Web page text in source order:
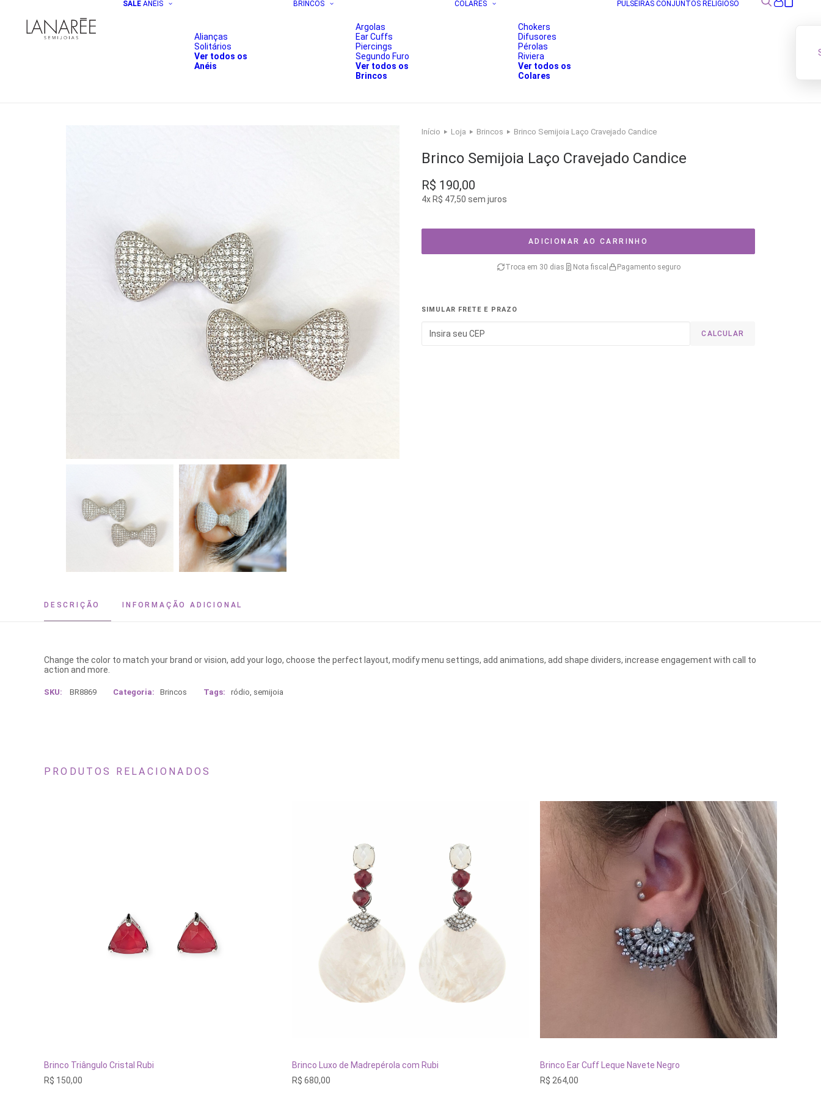
SALE ANÉIS
Alianças
Solitários
Ver todos os
Anéis
BRINCOS
Argolas
Ear Cuffs
Piercings
Segundo Furo
Ver todos os
Brincos
COLARES
Chokers
Difusores
Pérolas
Riviera
Ver todos os
Colares
PULSEIRAS CONJUNTOS RELIGIOSO
Início Loja Brincos Brinco Semijoia Laço Cravejado Candice
Brinco Semijoia Laço Cravejado Candice
R$ 190,00
4x R$ 47,50 sem juros
ADICIONAR AO CARRINHO
Troca em 30 dias Nota fiscal Pagamento seguro
SIMULAR FRETE E PRAZO
CALCULAR
DESCRIÇÃO INFORMAÇÃO ADICIONAL
Change the color to match your brand or vision, add your logo, choose the perfect layout, modify menu settings, add animations, add shape dividers, increase engagement with call to
action and more.
SKU: BR8869 Categoria: Brincos Tags: ródio, semijoia
PRODUTOS RELACIONADOS
ADICIONAR AO CARRINHO
Brinco Triângulo Cristal Rubi
R$ 150,00
ADICIONAR AO CARRINHO
Brinco Luxo de Madrepérola com Rubi
R$ 680,00
ADICIONAR AO CARRINHO
Brinco Ear Cuff Leque Navete Negro
R$ 264,00